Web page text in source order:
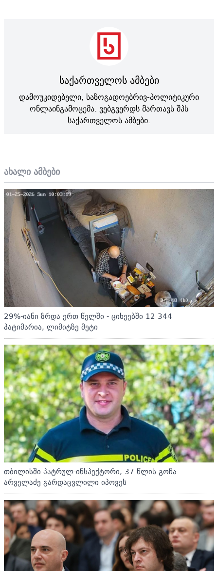
ახალი ამბები
29%-იანი ზრდა ერთ წელში - ციხეებში 12 344
პატიმარია, ლიმიტზე მეტი
თბილისში პატრულ-ინსპექტორი, 37 წლის გოჩა
არველაძე გარდაცვლილი იპოვეს
საქართველოს ამბები
დამოუკიდებელი, საზოგადოებრივ-პოლიტიკური
ონლაინგამოცემა. ვებგვერდს მართავს შპს
საქართველოს ამბები.